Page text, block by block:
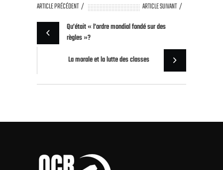
ARTICLE PRÉCÉDENT
ARTICLE SUIVANT
Qu’était « l’ordre mondial fondé sur des
règles »?
La morale et la lutte des classes